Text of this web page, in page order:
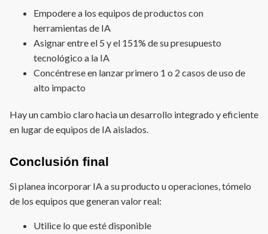
Empodere a los equipos de productos con
herramientas de IA
Asignar entre el 5 y el 151% de su presupuesto
tecnológico a la IA
Concéntrese en lanzar primero 1 o 2 casos de uso de
alto impacto
Hay un cambio claro hacia un desarrollo integrado y eficiente
en lugar de equipos de IA aislados.
Conclusión final
Si planea incorporar IA a su producto u operaciones, tómelo
de los equipos que generan valor real:
Utilice lo que esté disponible